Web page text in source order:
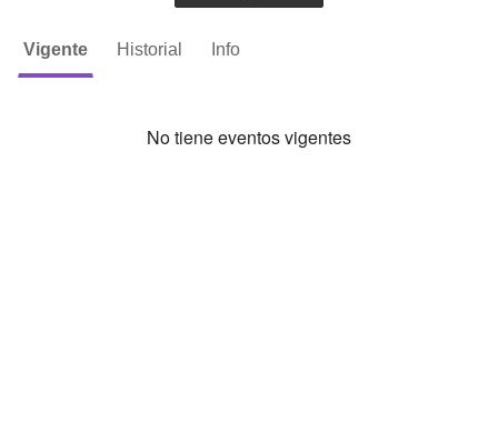
Vigente Historial Info
No tiene eventos vigentes